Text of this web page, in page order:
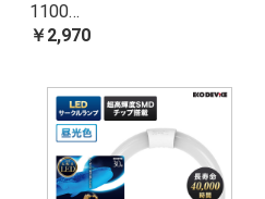
1100…
￥2,970